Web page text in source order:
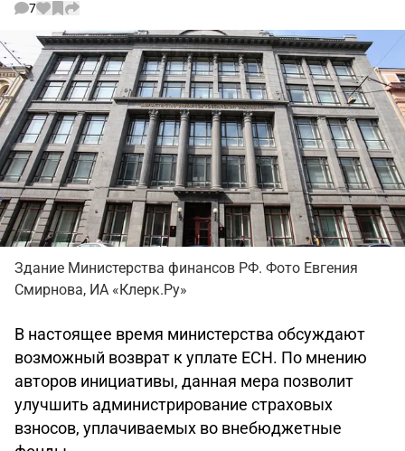
7
Здание Министерства финансов РФ. Фото Евгения
Смирнова, ИА «Клерк.Ру»
В настоящее время министерства обсуждают
возможный возврат к уплате ЕСН. По мнению
авторов инициативы, данная мера позволит
улучшить администрирование страховых
взносов, уплачиваемых во внебюджетные